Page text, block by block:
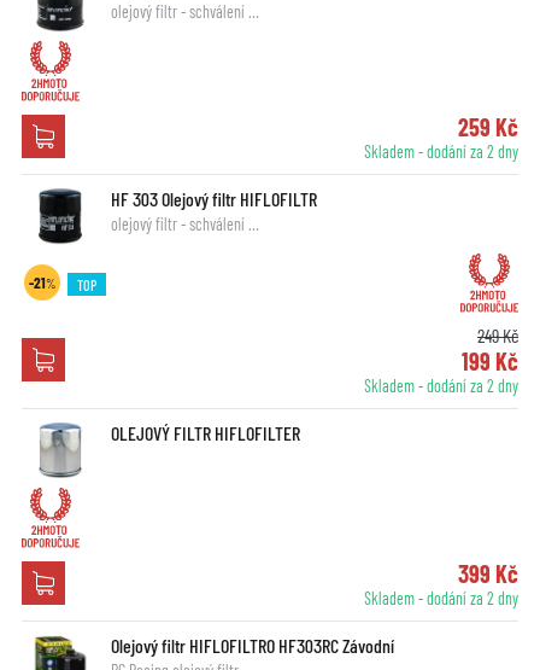
olejový filtr - schválení …
259 Kč
Skladem - dodání za 2 dny
HF 303 Olejový filtr HIFLOFILTR
olejový filtr - schválení …
-21% TOP
249 Kč
199 Kč
Skladem - dodání za 2 dny
OLEJOVÝ FILTR HIFLOFILTER
399 Kč
Skladem - dodání za 2 dny
Olejový filtr HIFLOFILTRO HF303RC Závodní